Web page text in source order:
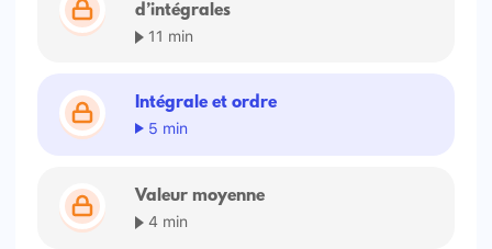
d’intégrales
11 min
Intégrale et ordre
5 min
Valeur moyenne
4 min